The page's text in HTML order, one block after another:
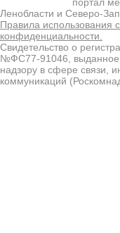
Ленобласти и Северо-
Правила использования
конфиденциальности.
Свидетельство о
№ФС77-91046, выданное
надзору в сфере связи,
коммуникаций